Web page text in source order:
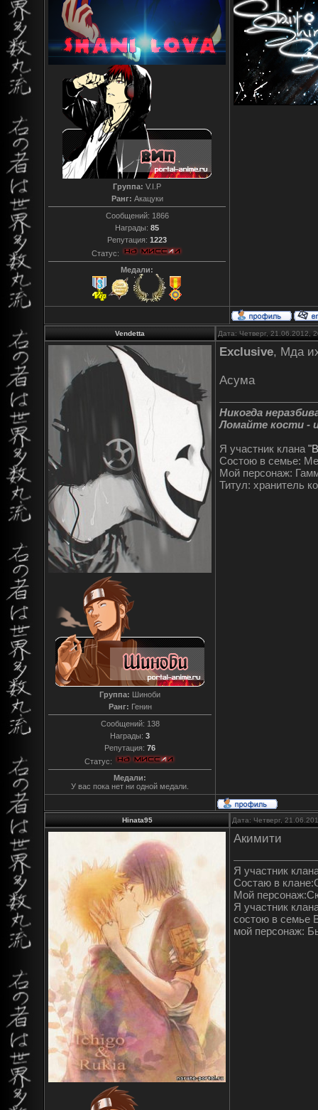
Группа: V.I.P
Ранг: Акацуки
Сообщений: 1866
Награды: 85
Репутация: 1223
Статус:
Медали:
Vendetta Дата: Четверг, 21.06.2012,
Группа: Шиноби
Ранг: Генин
Сообщений: 138
Награды: 3
Репутация: 76
Статус:
Медали:
У вас пока нет ни одной медали.
Exclusive, Мда
Асума
Никогда
Ломайте кости -
Я участник клана
Состою в семье:
Мой персонаж:
Титул: хранитель
Hinata95 Дата: Четверг,
Акимити
Я участник
Состаю в
Мой
Я участник
состою в семье
мой персонаж: